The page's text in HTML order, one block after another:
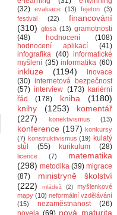
(32) evaluace (13) fejeton (3)
festival
(22)
financování
(310) glosa (13) gramotnosti
(48)
hodnocení
(108)
hodnocení aplikací
(41)
infografika (40) informatické
myšlení (35) informatika (60)
inkluze (1194)
inovace
(30) internetová bezpečnost
(57) interview (173) kariérní
řád
(178) kniha
(1180)
knihy
(1253)
komentář
(227)
konektivismus (13)
konference (197) konkursy
(7) konstruktivismus (19) kulatý
stůl
(55) kurikulum (28)
licence (7)
matematika
(298) metodika (39) migrace
(87)
ministryně školství
(222)
mládež (2)
myšlenkové
mapy (10) neformální vzdělávání
(15)
nezaměstnanost
(26)
novela (69) nová maturita